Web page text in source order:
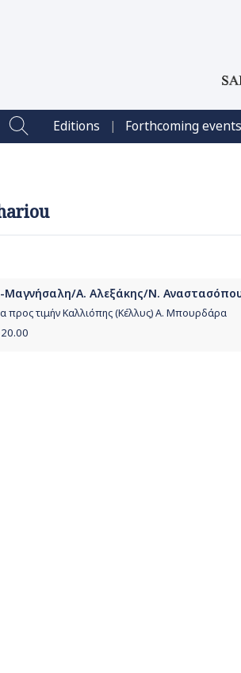
Editions | Forthcoming events
Μαγνήσαλη/Α. Αλεξάκης/Ν.
προς τιμήν Καλλιόπης (Κέλλυς) Α. Μπουρδάρα